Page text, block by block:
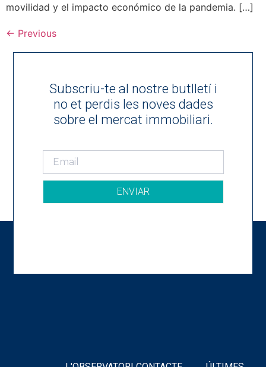
movilidad y el impacto económico de la pandemia. […]
← Previous
Subscriu-te al nostre butlletí i
no et perdis les noves dades
sobre el mercat immobiliari.
ENVIAR